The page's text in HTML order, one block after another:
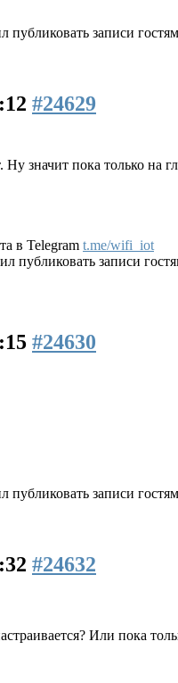
публиковать записи
#24629
Ну значит пока только на
в Telegram t.me/wifi_iot
публиковать записи
#24630
публиковать записи
#24632
Или пока